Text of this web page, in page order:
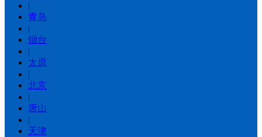
|
青岛
|
烟台
|
太原
|
北京
|
唐山
|
天津